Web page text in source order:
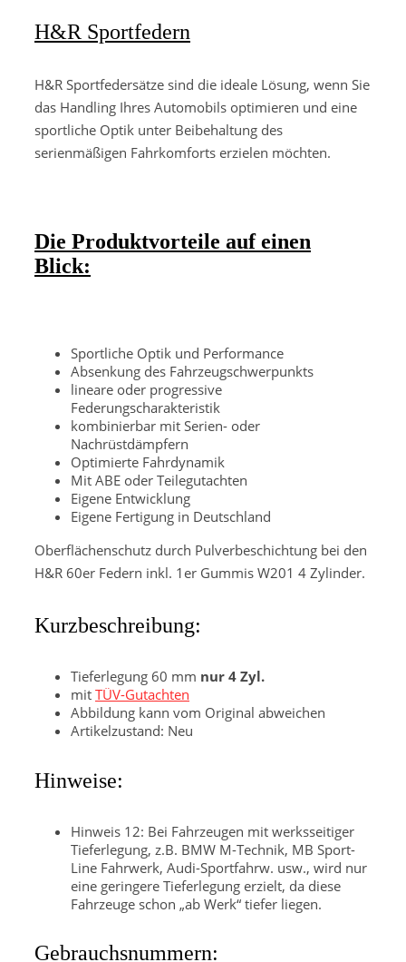
H&R Sportfedern
H&R Sportfedersätze sind die ideale Lösung, wenn Sie
das Handling Ihres Automobils optimieren und eine
sportliche Optik unter Beibehaltung des
serienmäßigen Fahrkomforts erzielen möchten.
Die Produktvorteile auf einen
Blick:
Sportliche Optik und Performance
Absenkung des Fahrzeugschwerpunkts
lineare oder progressive
Federungscharakteristik
kombinierbar mit Serien- oder
Nachrüstdämpfern
Optimierte Fahrdynamik
Mit ABE oder Teilegutachten
Eigene Entwicklung
Eigene Fertigung in Deutschland
Oberflächenschutz durch Pulverbeschichtung bei den
H&R 60er Federn inkl. 1er Gummis W201 4 Zylinder.
Kurzbeschreibung:
Tieferlegung 60 mm nur 4 Zyl.
mit TÜV-Gutachten
Abbildung kann vom Original abweichen
Artikelzustand: Neu
Hinweise:
Hinweis 12: Bei Fahrzeugen mit werksseitiger
Tieferlegung, z.B. BMW M-Technik, MB Sport-
Line Fahrwerk, Audi-Sportfahrw. usw., wird nur
eine geringere Tieferlegung erzielt, da diese
Fahrzeuge schon „ab Werk“ tiefer liegen.
Gebrauchsnummern: